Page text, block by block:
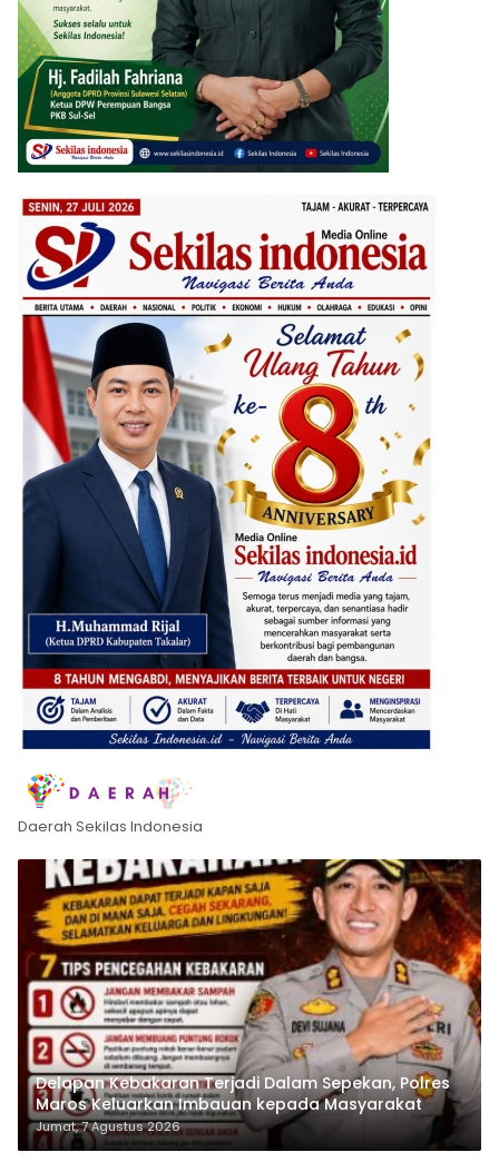
Daerah Sekilas Indonesia
Delapan Kebakaran Terjadi Dalam Sepekan, Polres
Maros Keluarkan Imbauan kepada Masyarakat
Jumat, 7 Agustus 2026